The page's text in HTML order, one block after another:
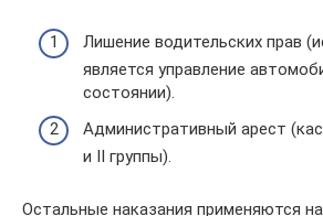
Лишение водительских прав
является управление
состоянии).
Административный арест
и II группы).
Остальные наказания применяются